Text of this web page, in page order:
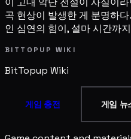
곡 현상이 발생한 게 분명하
인 심연의 힘이, 설마 시간까
BITTOPUP WIKI
BitTopup Wiki
게임 충전 게임 뉴